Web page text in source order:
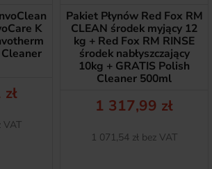
K
VAT
Pakiet Płynów Red Fox RM
CLEAN środek myjący 12
kg + Red Fox RM RINSE
środek nabłyszczający
10kg + GRATIS Polish
Cleaner 500ml
Cena
1 317,99 zł
Netto
1 071,54 zł bez VAT